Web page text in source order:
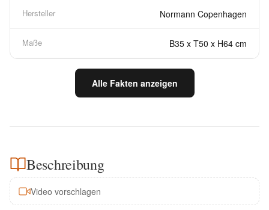
Hersteller Normann Copenhagen
Maße B35 x T50 x H64 cm
Alle Fakten anzeigen
Beschreibung
Video vorschlagen